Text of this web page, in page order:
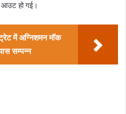
आउट हो गई।
में अग्निशमन मॉक
सम्पन्न